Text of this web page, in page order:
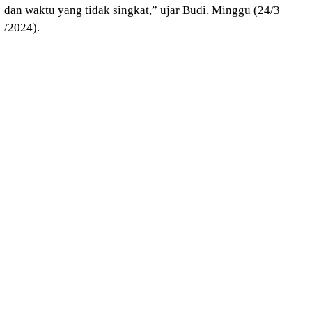
dan waktu yang tidak singkat,” ujar Budi, Minggu (24/3
/2024).